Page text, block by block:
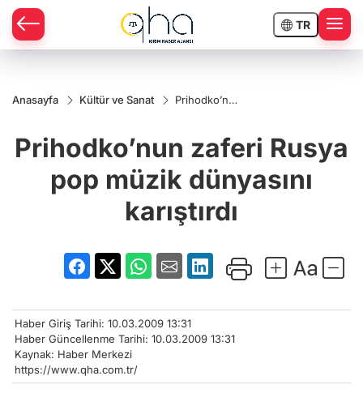
TR
Anasayfa Kültür ve Sanat
Prihodko’nun
karıştırdı
Prihodko’nun zaferi Rusya
pop müzik dünyasını
karıştırdı
Haber Giriş Tarihi: 10.03.2009 13:31
Haber Güncellenme Tarihi: 10.03.2009 13:31
Kaynak: Haber Merkezi
https://www.qha.com.tr/